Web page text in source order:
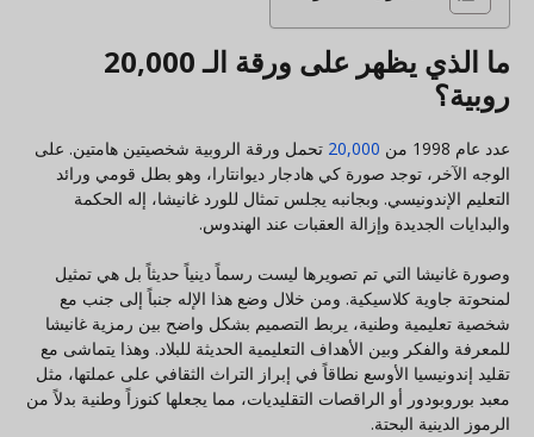
ما الذي يظهر على ورقة الـ 20,000
روبية؟
عدد عام 1998 من 20,000 تحمل ورقة الروبية شخصيتين هامتين. على
الوجه الآخر، توجد صورة كي هادجار ديوانتارا، وهو بطل قومي ورائد
التعليم الإندونيسي. وبجانبه يجلس تمثال للورد غانيشا، إله الحكمة
والبدايات الجديدة وإزالة العقبات عند الهندوس.
وصورة غانيشا التي تم تصويرها ليست رسماً دينياً حديثاً بل هي تمثيل
لمنحوتة جاوية كلاسيكية. ومن خلال وضع هذا الإله جنباً إلى جنب مع
شخصية تعليمية وطنية، يربط التصميم بشكل واضح بين رمزية غانيشا
للمعرفة والفكر وبين الأهداف التعليمية الحديثة للبلاد. وهذا يتماشى مع
تقليد إندونيسيا الأوسع نطاقاً في إبراز التراث الثقافي على عملتها، مثل
معبد بوروبودور أو الراقصات التقليديات، مما يجعلها كنوزاً وطنية بدلاً من
الرموز الدينية البحتة.